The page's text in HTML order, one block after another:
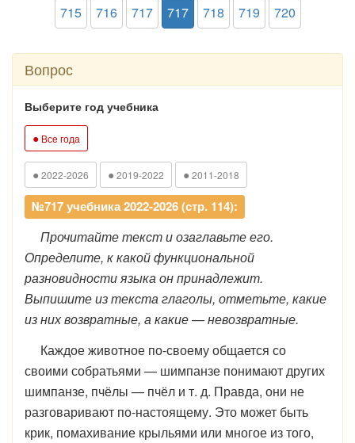
715 716 717 717 718 719 720
Вопрос
Выберите год учебника
● Все года
● 2022-2026 ● 2019-2022 ● 2011-2018
№717 учебника 2022-2026 (стр. 114):
Прочитайте текст и озаглавьте его.
Определите, к какой функциональной
разновидности языка он принадлежит.
Выпишите из текста глаголы, отметьте, какие
из них возвратные, а какие — невозвратные.
Каждое животное по-своему общается со
своими собратьями — шимпанзе понимают других
шимпанзе, пчёлы — пчёл и т. д. Правда, они не
разговаривают по-настоящему. Это может быть
крик, помахивание крыльями или многое из того,